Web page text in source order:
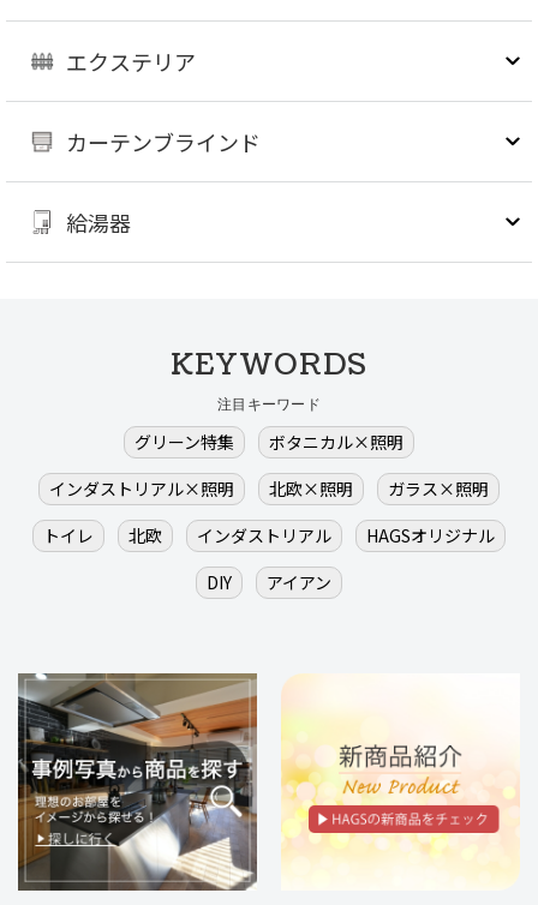
エクステリア
カーテンブラインド
給湯器
KEYWORDS
注目キーワード
グリーン特集
ボタニカル×照明
インダストリアル×照明
北欧×照明
ガラス×照明
トイレ
北欧 インダストリアル
HAGSオリジナル
DIY
アイアン